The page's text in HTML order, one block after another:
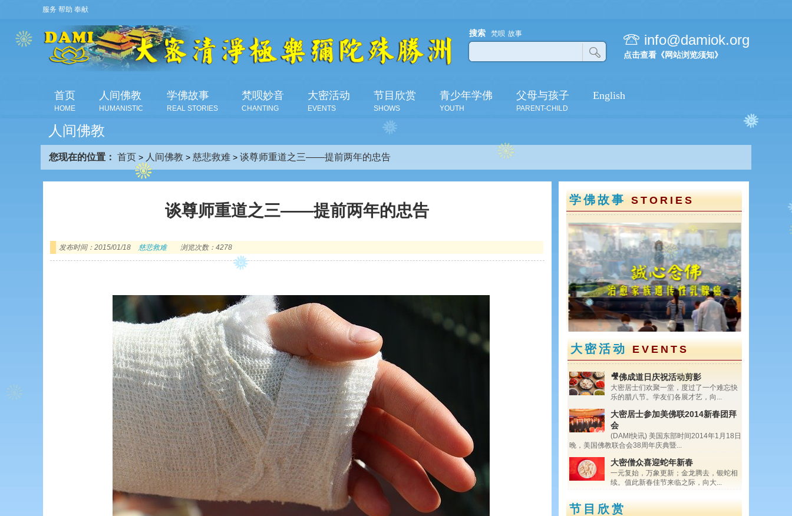
服务 帮助 奉献
info@damiok.org
点击查看《网站浏览须知》
搜索 梵呗 故事
首页
HOME
人间佛教
HUMANISTIC
学佛故事
REAL STORIES
梵呗妙音
CHANTING
大密活动
EVENTS
节目欣赏
SHOWS
青少年学佛
YOUTH
父母与孩子
PARENT-CHILD
English
人间佛教
您现在的位置： 首页 > 人间佛教 > 慈悲救难> 谈尊师重道之三——提前两年的忠告
学佛故事STORIES
>
大密活动EVENTS
🎥佛成道日庆祝活动剪影
大密居士们欢聚一堂，度过了一个难忘快
乐的腊八节。学友们各展才艺，向...
大密居士参加美佛联2014新春团拜
会
(DAMI快讯) 美国东部时间2014年1月18日
晚，美国佛教联合会38周年庆典暨...
大密僧众喜迎蛇年新春
一元复始，万象更新；金龙腾去，银蛇相
续。值此新春佳节来临之际，向大...
节目欣赏
谈尊师重道之三——提前两年的忠告
发布时间：2015/01/18 慈悲救难 浏览次数：4278